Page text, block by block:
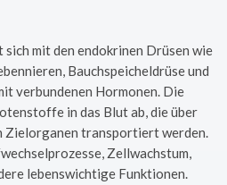
mit den endokrinen Drüsen wie
Bauchspeicheldrüse und
verbundenen Hormonen. Die
in das Blut ab, die über
Zielorganen transportiert werden.
Zellwachstum,
lebenswichtige Funktionen.